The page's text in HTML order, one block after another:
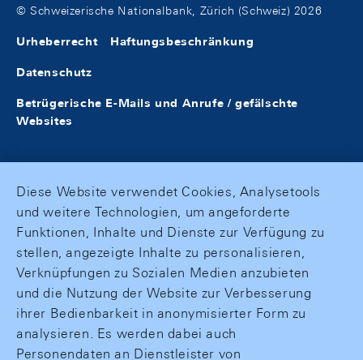
© Schweizerische Nationalbank, Zürich (Schweiz) 2026
Urheberrecht Haftungsbeschränkung
Datenschutz
Betrügerische E-Mails und Anrufe / gefälschte
Websites
Diese Website verwendet Cookies, Analysetools
und weitere Technologien, um angeforderte
Funktionen, Inhalte und Dienste zur Verfügung zu
stellen, angezeigte Inhalte zu personalisieren,
Verknüpfungen zu Sozialen Medien anzubieten
und die Nutzung der Website zur Verbesserung
ihrer Bedienbarkeit in anonymisierter Form zu
analysieren. Es werden dabei auch
Personendaten an Dienstleister von